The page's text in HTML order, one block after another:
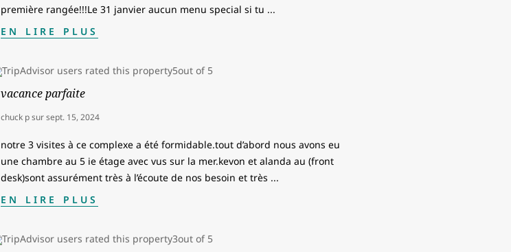
première rangée!!!Le 31 janvier aucun menu special si tu ...
EN LIRE PLUS
vacance parfaite
chuck psursept. 15, 2024
notre 3 visites à ce complexe a été formidable.tout d’abord nous avons eu
une chambre au 5 ie étage avec vus sur la mer.kevon et alanda au (front
desk)sont assurément très à l’écoute de nos besoin et très ...
EN LIRE PLUS